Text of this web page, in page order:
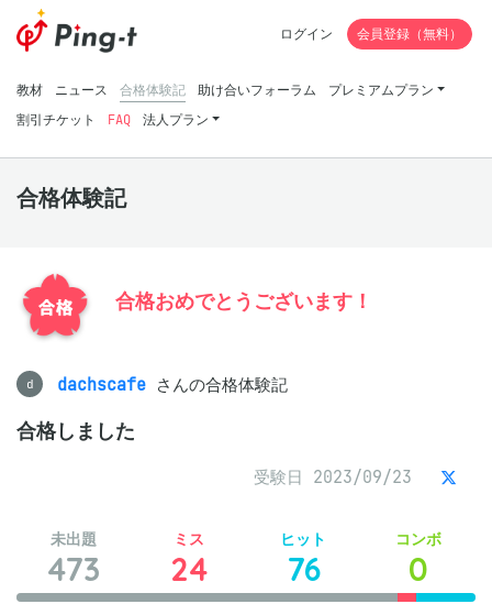
教材 ニュース 合格体験記 助け合いフォーラム
プレミアムプラン
割引チケット
FAQ 法人プラン
ログイン 会員登録（無料）
合格体験記
合格おめでとうございます！
d dachscafe さんの合格体験記
合格しました
受験日 2023/09/23
未出題
473
ミス
24
ヒット
76
コンボ
0